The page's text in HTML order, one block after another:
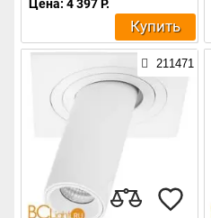
Цена: 4 397 Р.
Купить
211471